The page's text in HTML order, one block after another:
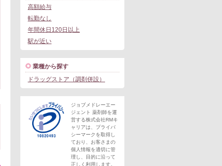
高額給与
転勤なし
年間休日120日以上
駅が近い
業種から探す
ドラッグストア（調剤併設）
ジョブメドレーエー
ジェント 薬剤師を運
営する株式会社RMキ
ャリアは、プライバ
シーマークを取得し
ており、お客さまの
個人情報を適切に管
理し、目的に沿って
正しく利用します。